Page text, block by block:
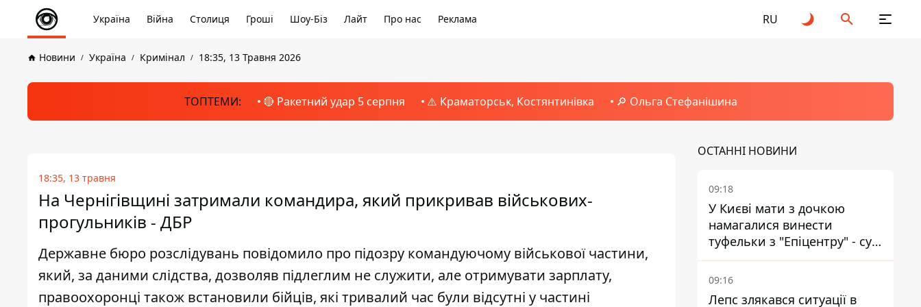
Україна Війна Столиця Гроші Шоу-Біз Лайт Про нас Реклама RU
Новини Україна Кримінал 18:35, 13 Травня 2026
ТОПТЕМИ: 🔴 Ракетний удар 5 серпня ⚠️ Краматорськ, Костянтинівка 🔎 Ольга Стефанішина
18:35, 13 травня
На Чернігівщині затримали командира, який прикривав військових-
прогульників - ДБР
Державне бюро розслідувань повідомило про підозру командуючому військової частини,
який, за даними слідства, дозволяв підлеглим не служити, але отримувати зарплату,
правоохоронці також встановили бійців, які тривалий час були відсутні у частині
ОСТАННІ НОВИНИ
09:18
У Києві мати з дочкою
намагалися винести
туфельки з "Епіцентру" - суд
виніс вирок
09:16
Лепс злякався ситуації в